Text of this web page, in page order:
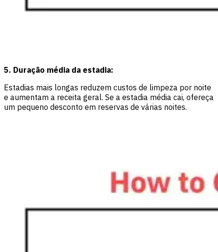
5. Duração média da estadia:
Estadias mais longas reduzem custos de limpeza por noite
e aumentam a receita geral. Se a estadia média cai, ofereça
um pequeno desconto em reservas de várias noites.